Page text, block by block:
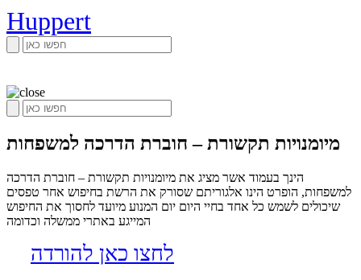
Huppert
מיומנויות תקשורת – חוברת הדרכה למשפחות
הינך בעמוד אשר מציג את מיומנויות תקשורת – חוברת הדרכה
למשפחות, הופרט הינו אלגוריתם שסורק את הרשת בחיפוש אחר טפסים
שיכולים לשמש כל אחד בחיי היום יום המנוע מיועד לחסוך את החיפוש
המייגע באתרי ממשלה וכדומה
לחצו כאן להורדה